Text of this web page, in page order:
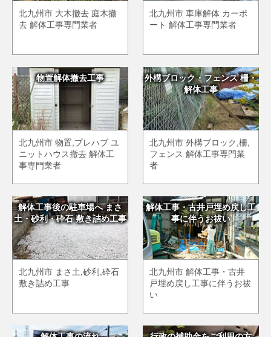
北九州市 大木撤去 庭木撤
去 解体工事専門業者
北九州市 車庫解体 カーポ
ート 解体工事専門業者
物置解体撤去工事
北九州市 物置,プレハブ ユ
ニットハウス撤去 解体工
事専門業者
外構ブロック・フェンス 柵・
解体工事
北九州市 外構ブロック,柵,
フェンス 解体工事専門業
者
解体工事後の駐車場へ まさ
土・砂利・砕石 敷き詰め工事
北九州市 まさ土,砂利,砕石
敷き詰め工事
解体工事・古井戸埋め戻し工
事に伴うお祓い
北九州市 解体工事・古井
戸埋め戻し工事に伴うお祓
い